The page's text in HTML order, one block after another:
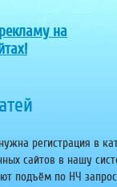
рекламу на
регистрация в
сайтов в нашу
подъём по НЧ